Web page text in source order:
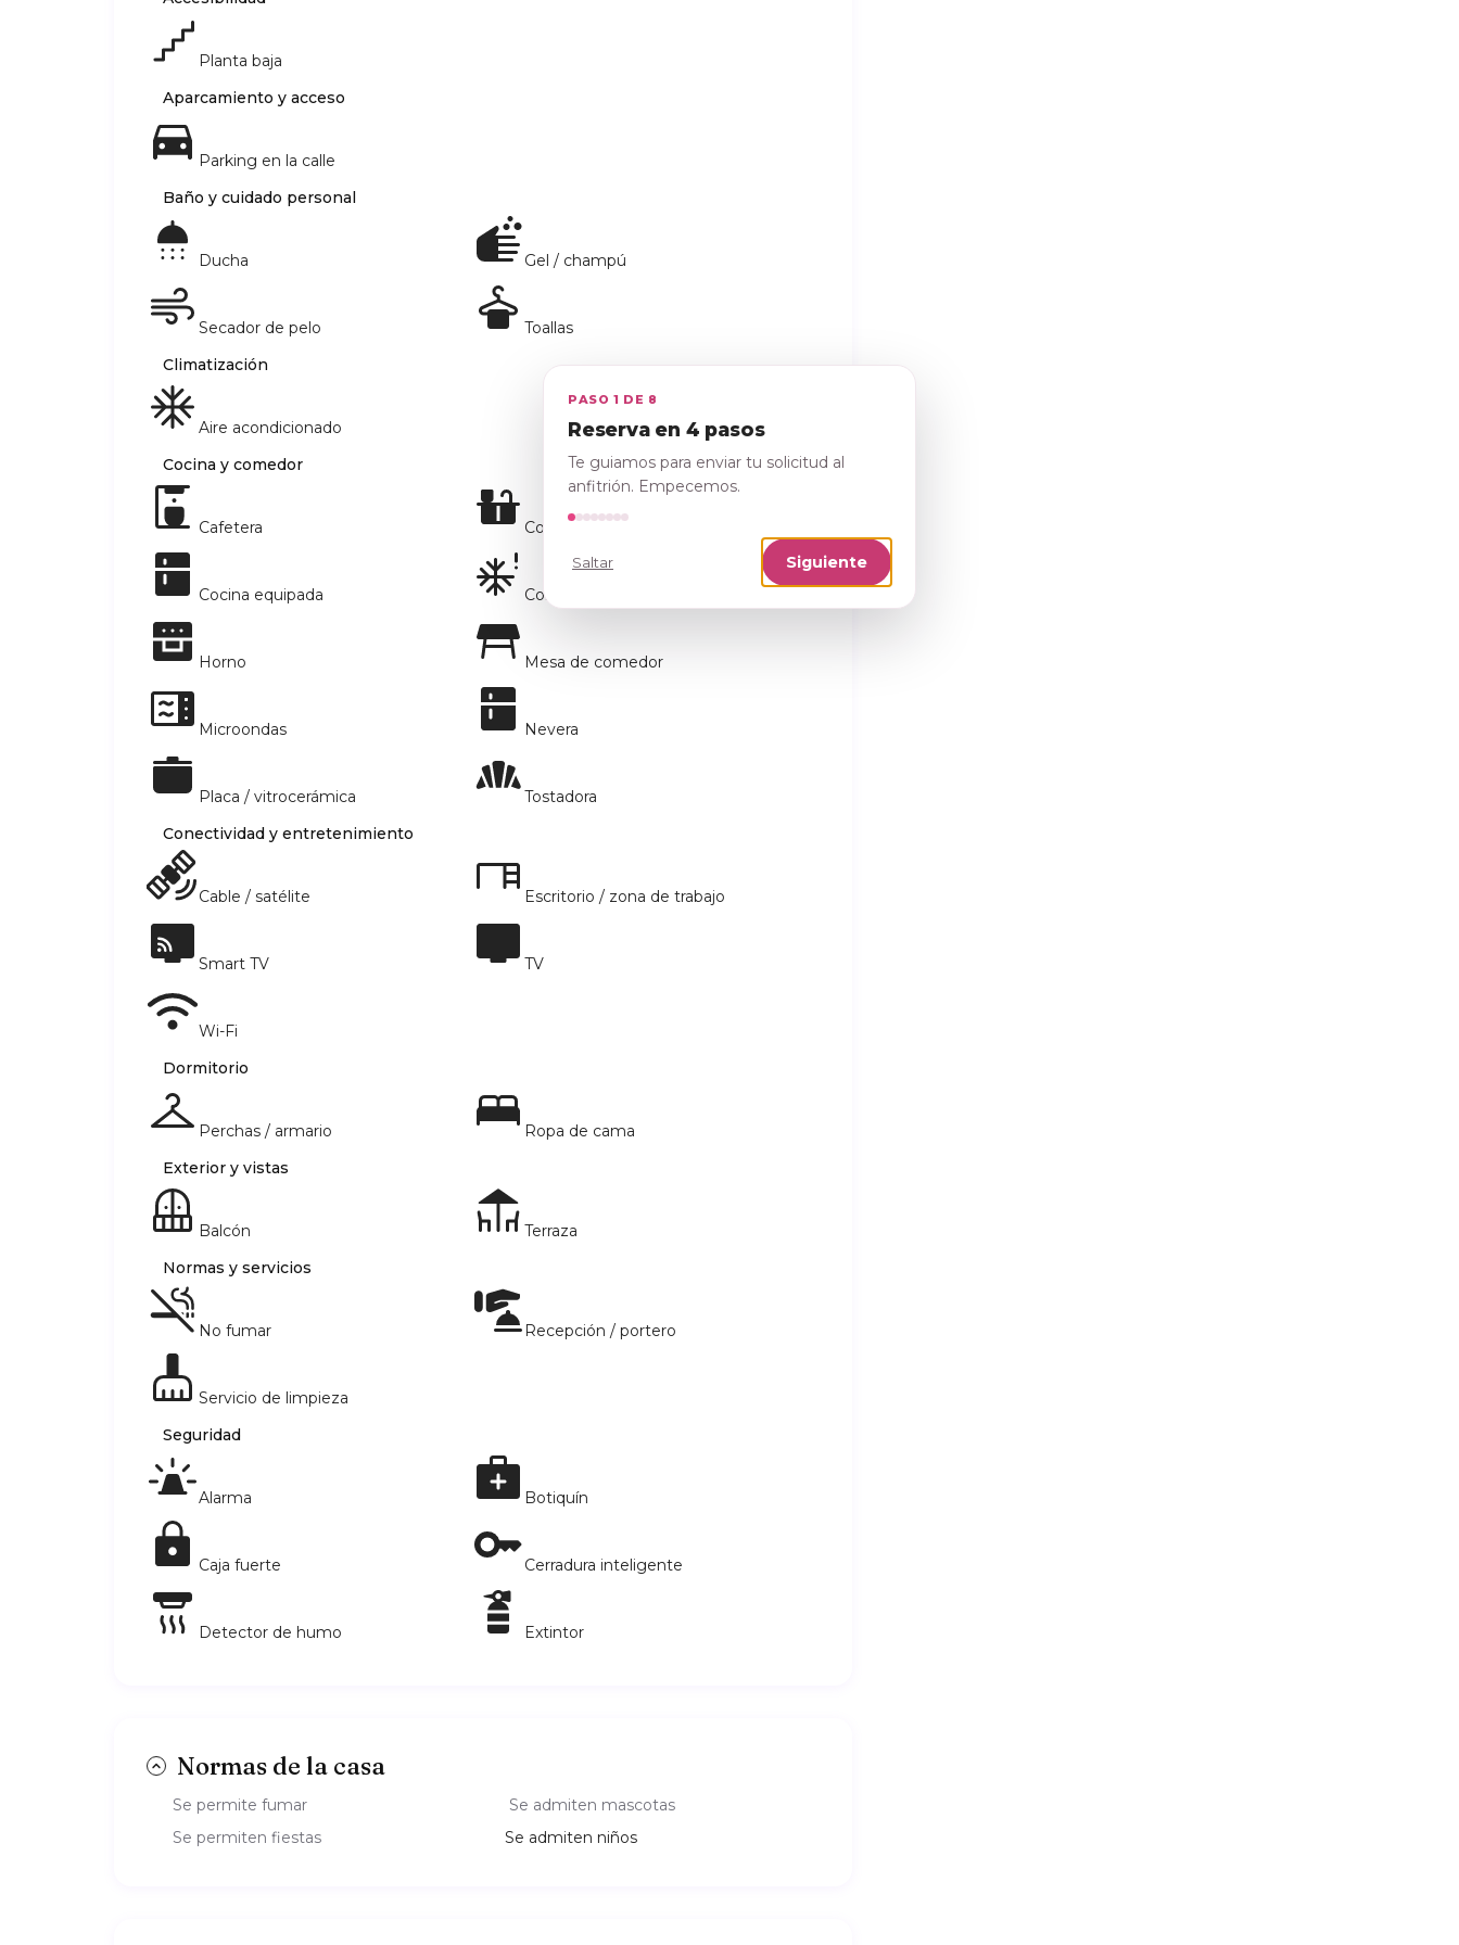
Planta baja
Aparcamiento y acceso
Parking en la calle
Baño y cuidado personal
Ducha Gel / champú
Secador de pelo
Toallas
Climatización
Aire acondicionado
Cocina y comedor
Cafetera Cocina
Cocina equipada Congelador
Horno Mesa de comedor
Microondas Nevera
Placa / vitrocerámica
Tostadora
Conectividad y entretenimiento
Cable / satélite Escritorio / zona de trabajo
Smart TV TV
Wi-Fi
Dormitorio
Perchas / armario
Ropa de cama
Exterior y vistas
Balcón
Terraza
Normas y servicios
No fumar Recepción / portero
Servicio de limpieza
Seguridad
Alarma Botiquín
Caja fuerte Cerradura inteligente
Detector de humo Extintor
Normas de la casa
Se permite fumar
Se admiten mascotas
Se permiten fiestas
Se admiten niños
PASO 1 DE 8
Reserva en 4 pasos
Te guiamos para enviar tu solicitud al
anfitrión. Empecemos.
Saltar Siguiente